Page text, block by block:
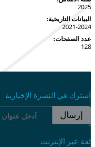
2025
البيانات التاريخية:
2021-2024
عدد الصفحات:
128
اشترك في النشرة الإخبارية
إرسال
ثقة عبر الإنترنت